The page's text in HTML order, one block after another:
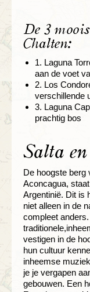
De 3
Chalten:
1. Laguna
aan de voet
2. Los
verschillende
3. Laguna
prachtig bos
Salta
De hoogste berg
Aconcagua,
Argentinië. Dit is
niet alleen in de
compleet
vestigen in de
hun cultuur
inheemse
je je vergapen
gebouwen. Een